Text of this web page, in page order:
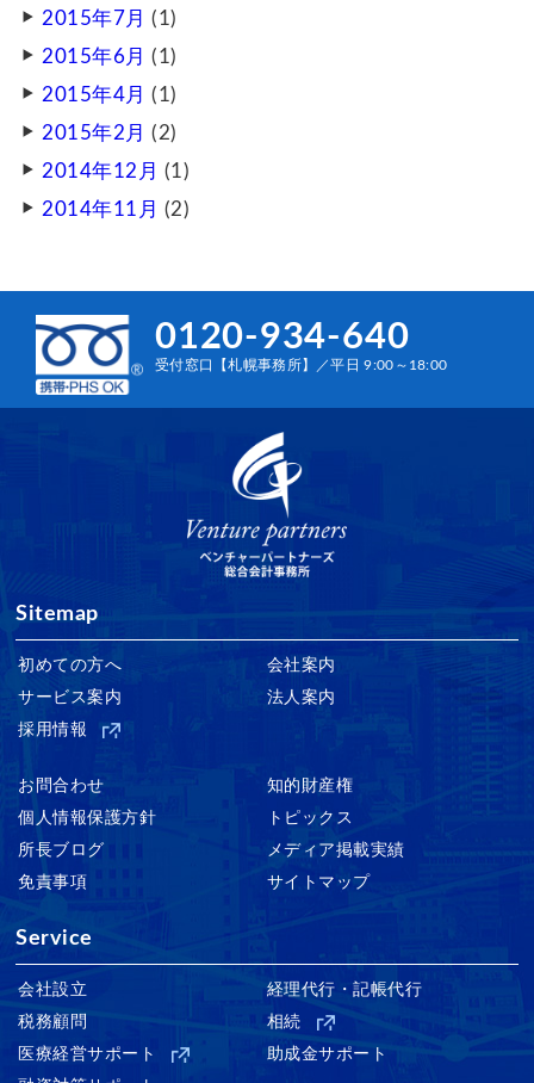
2015年7月 (1)
2015年6月 (1)
2015年4月 (1)
2015年2月 (2)
2014年12月 (1)
2014年11月 (2)
0120-934-640
受付窓口【札幌事務所】／平日 9:00～18:00
Sitemap
初めての方へ
会社案内
サービス案内
法人案内
採用情報
お問合わせ
知的財産権
個人情報保護方針
トピックス
所長ブログ
メディア掲載実績
免責事項
サイトマップ
Service
会社設立
経理代行・記帳代行
税務顧問
相続
医療経営サポート
助成金サポート